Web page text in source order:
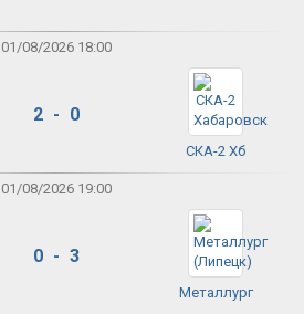
01/08/2026 18:00
2 - 0
СКА-2 Хб
01/08/2026 19:00
0 - 3
Металлург